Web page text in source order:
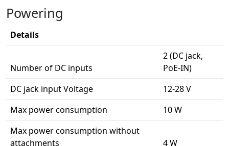
Powering
Details
Number of DC inputs
2 (DC jack,
PoE-IN)
DC jack input Voltage
12-28 V
Max power consumption
10 W
Max power consumption without
attachments
4 W